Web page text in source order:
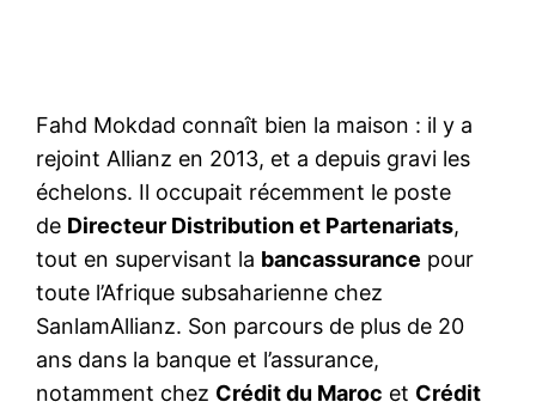
Fahd Mokdad connaît bien la maison : il y a
rejoint Allianz en 2013, et a depuis gravi les
échelons. Il occupait récemment le poste
de Directeur Distribution et Partenariats,
tout en supervisant la bancassurance pour
toute l’Afrique subsaharienne chez
SanlamAllianz. Son parcours de plus de 20
ans dans la banque et l’assurance,
notamment chez Crédit du Maroc et Crédit